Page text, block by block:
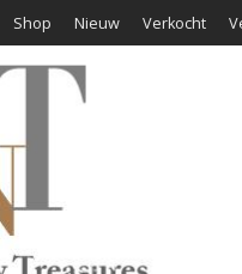
Shop Nieuw Verkocht